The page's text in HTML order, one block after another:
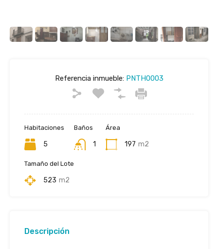
Referencia inmueble:PNTH0003
Habitaciones
5
Baños
1
Área
197 m2
Tamaño del Lote
523 m2
Descripción